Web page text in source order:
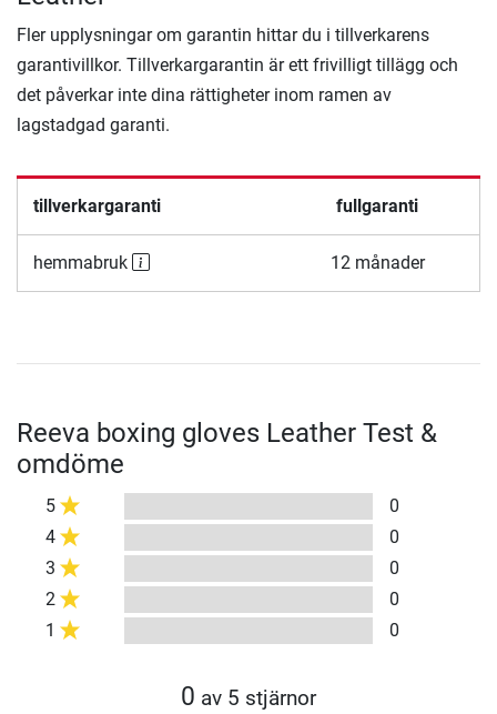
Fler upplysningar om garantin hittar du i tillverkarens
garantivillkor. Tillverkargarantin är ett frivilligt tillägg och
det påverkar inte dina rättigheter inom ramen av
lagstadgad garanti.
tillverkargaranti fullgaranti
hemmabruk 12 månader
Reeva boxing gloves Leather Test &
omdöme
5
0
4
0
3
0
2
0
1
0
0 av 5 stjärnor